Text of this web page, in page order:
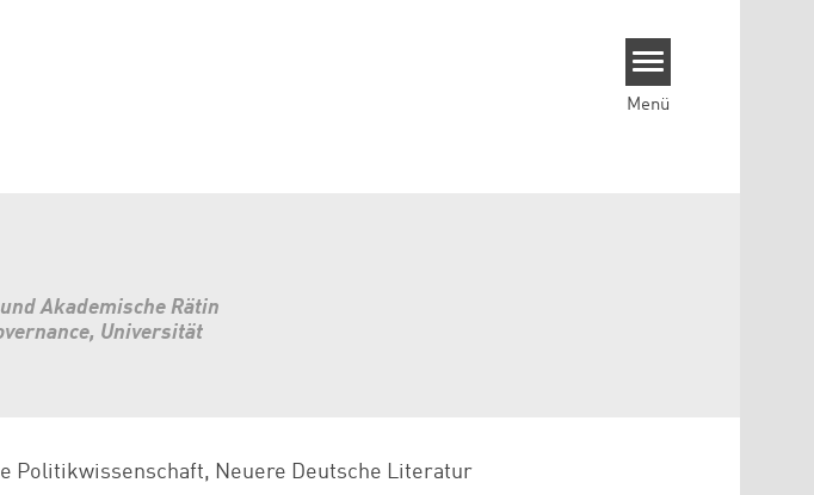
Menü
Akademische Rätin
Universität
Politikwissenschaft, Neuere Deutsche Literatur